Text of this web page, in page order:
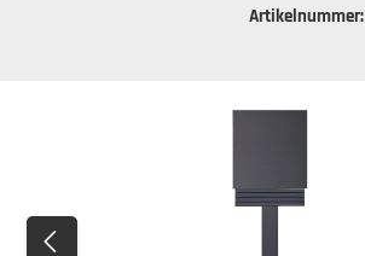
Artikelnummer: